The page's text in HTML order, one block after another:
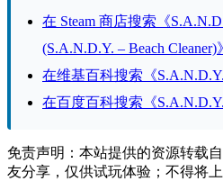
在 Steam 商店搜索《
(S.A.N.D.Y. – Beach Cleaner)》
在维基百科搜索《
在百度百科搜索《
免责声明：本站提供的资源转载
友分享，仅供试玩体验；不得将